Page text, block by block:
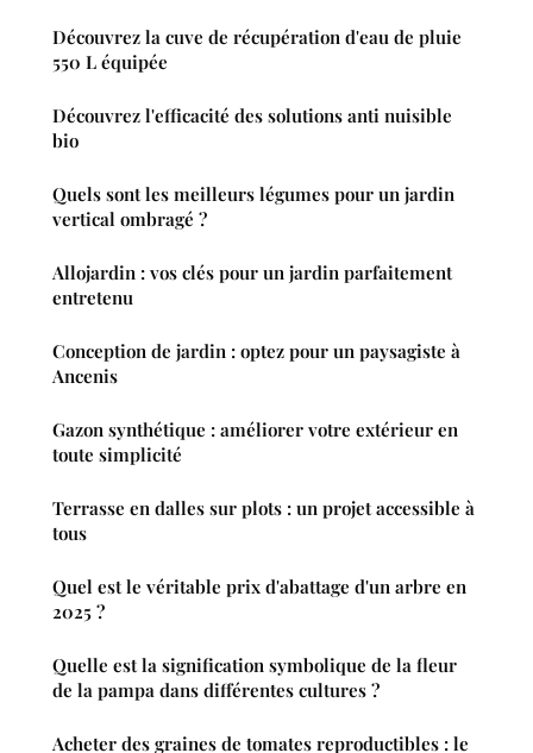
Découvrez la cuve de récupération d'eau de pluie
550 L équipée
Découvrez l'efficacité des solutions anti nuisible
bio
Quels sont les meilleurs légumes pour un jardin
vertical ombragé ?
Allojardin : vos clés pour un jardin parfaitement
entretenu
Conception de jardin : optez pour un paysagiste à
Ancenis
Gazon synthétique : améliorer votre extérieur en
toute simplicité
Terrasse en dalles sur plots : un projet accessible à
tous
Quel est le véritable prix d'abattage d'un arbre en
2025 ?
Quelle est la signification symbolique de la fleur
de la pampa dans différentes cultures ?
Acheter des graines de tomates reproductibles : le